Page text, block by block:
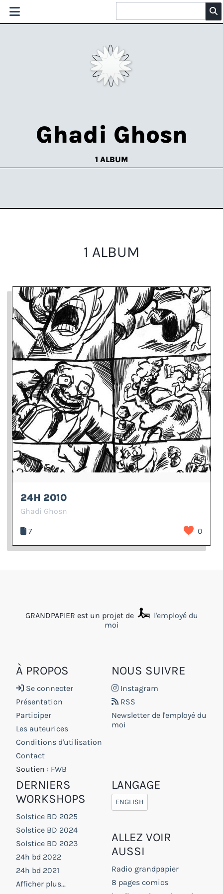
Ghadi Ghosn
1 ALBUM
1 ALBUM
24H 2010
Ghadi Ghosn
7 0
GRANDPAPIER est un projet de
l'employé du
moi
À PROPOS
Se connecter
Présentation
Participer
Les auteurices
Conditions d'utilisation
Contact
Soutien : FWB
NOUS SUIVRE
Instagram
RSS
Newsletter de l'employé du
moi
DERNIERS
WORKSHOPS
Solstice BD 2025
Solstice BD 2024
Solstice BD 2023
24h bd 2022
24h bd 2021
Afficher plus...
LANGAGE
ENGLISH
ALLEZ VOIR
AUSSI
Radio grandpapier
8 pages comics